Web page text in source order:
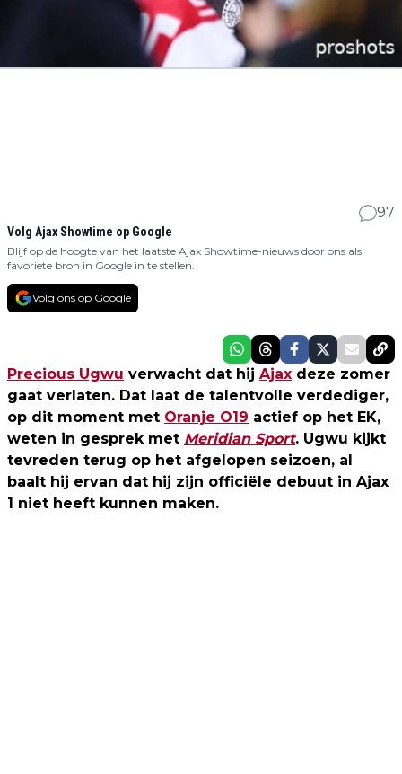
97
Volg Ajax Showtime op Google
Blijf op de hoogte van het laatste Ajax Showtime-nieuws door ons als
favoriete bron in Google in te stellen.
Volg ons op Google
Precious Ugwu verwacht dat hij Ajax deze zomer
gaat verlaten. Dat laat de talentvolle verdediger,
op dit moment met Oranje O19 actief op het EK,
weten in gesprek met Meridian Sport. Ugwu kijkt
tevreden terug op het afgelopen seizoen, al
baalt hij ervan dat hij zijn officiële debuut in Ajax
1 niet heeft kunnen maken.